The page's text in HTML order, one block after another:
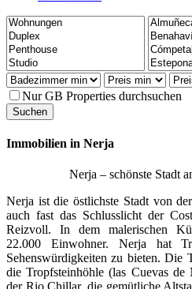
Nur GB Properties durchsuchen
Immobilien in Nerja
Nerja – schönste Stadt
Nerja ist die östlichste Stadt von
auch fast das Schlusslicht der
Reizvoll. In dem malerischen
22.000 Einwohner. Nerja hat
Sehenswürdigkeiten zu bieten. Die
die Tropfsteinhöhle (las Cuevas